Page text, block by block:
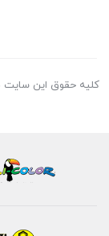
کلیه حقوق این